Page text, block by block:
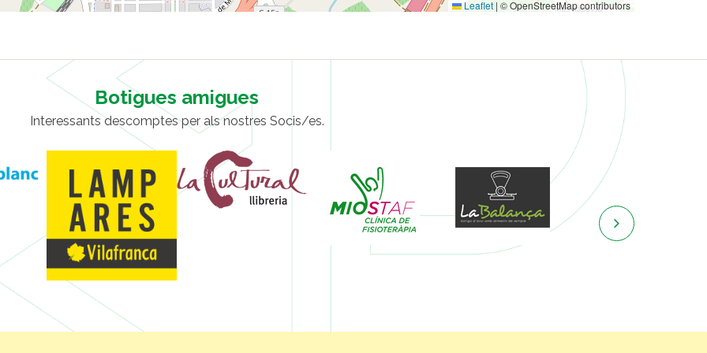
Leaflet | © OpenStreetMap contributors
Botigues amigues
Interessants descomptes per als nostres Socis/es.
